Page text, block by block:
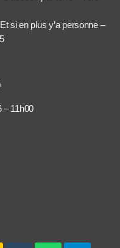
si en plus y’a personne –
– 11h00